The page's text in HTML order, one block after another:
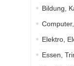
Bildung,
Elektro,
Essen,